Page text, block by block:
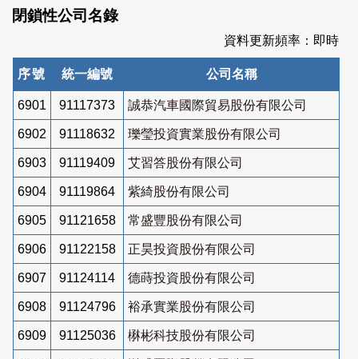
閉鎖性公司名錄
資料更新頻率：即時
序號 統一編號 公司名稱
6901 91117373 誠恭汽車國際貿易股份有限公司
6902 91118632 瓅瑩投資實業股份有限公司
6903 91119409 艾習答股份有限公司
6904 91119864 紫綺股份有限公司
6905 91121658 常盛豐股份有限公司
6906 91122158 正昊投資股份有限公司
6907 91124114 德蒔投資股份有限公司
6908 91124796 裕承實業股份有限公司
6909 91125036 楙彬科技股份有限公司